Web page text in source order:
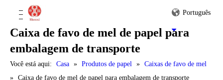
Português
Caixa de favo de mel de papel para
embalagem de transporte
Você está aqui: Casa » Produtos de papel » Caixas de favo de mel
» Caixa de favo de mel de papel para embalagem de transporte